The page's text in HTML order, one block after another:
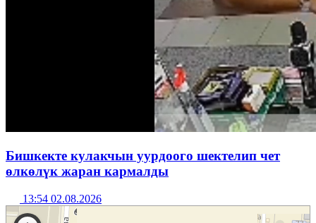
Бишкекте кулакчын уурдоого шектелип чет
өлкөлүк жаран кармалды
13:54 02.08.2026